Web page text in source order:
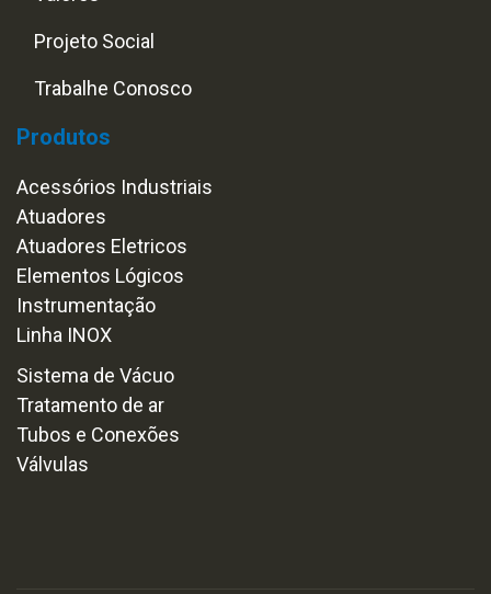
Projeto Social
Trabalhe Conosco
Produtos
Acessórios Industriais
Atuadores
Atuadores Eletricos
Elementos Lógicos
Instrumentação
Linha INOX
Sistema de Vácuo
Tratamento de ar
Tubos e Conexões
Válvulas